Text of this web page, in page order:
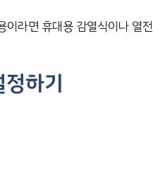
라면 휴대용 감열식이나 열
하기